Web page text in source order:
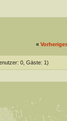
«
0, Gäste: 1)